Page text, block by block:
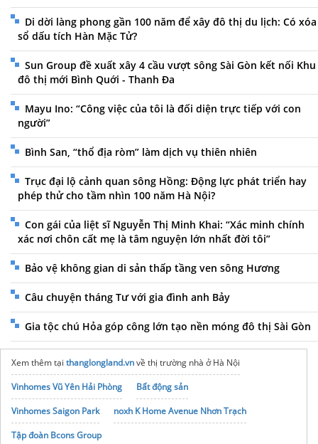
Di dời làng phong gần 100 năm để xây đô thị du lịch: Có xóa
sổ dấu tích Hàn Mặc Tử?
Sun Group đề xuất xây 4 cầu vượt sông Sài Gòn kết nối Khu
đô thị mới Bình Quới - Thanh Đa
Mayu Ino: “Công việc của tôi là đối diện trực tiếp với con
người”
Bình San, “thổ địa ròm” làm dịch vụ thiên nhiên
Trục đại lộ cảnh quan sông Hồng: Động lực phát triển hay
phép thử cho tầm nhìn 100 năm Hà Nội?
Con gái của liệt sĩ Nguyễn Thị Minh Khai: “Xác minh chính
xác nơi chôn cất mẹ là tâm nguyện lớn nhất đời tôi”
Bảo vệ không gian di sản thấp tầng ven sông Hương
Câu chuyện tháng Tư với gia đình anh Bảy
Gia tộc chú Hỏa góp công lớn tạo nền móng đô thị Sài Gòn
Xem thêm tại thanglongland.vnvề thị trường nhà ở Hà Nội
Vinhomes Vũ Yên Hải Phòng
Bất động sản
Vinhomes Saigon Park
noxh K Home Avenue Nhơn Trạch
Tập đoàn Bcons Group